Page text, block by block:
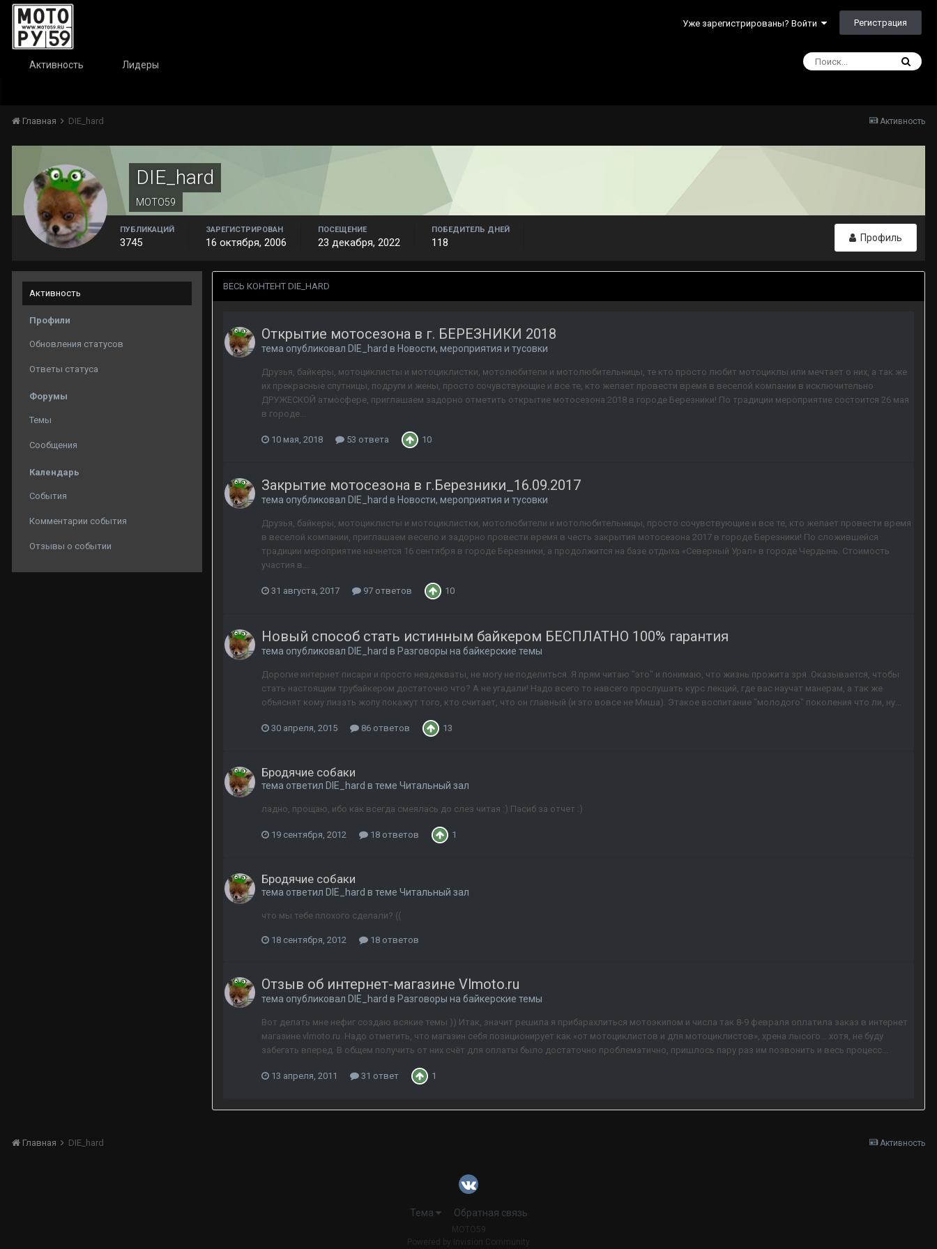
Уже зарегистрированы? Войти Регистрация
Активность Лидеры
Активность
Главная DIE_hard
DIE_hard
МОТО59
Профиль
ПУБЛИКАЦИЙ
3745
ЗАРЕГИСТРИРОВАН
16 октября, 2006
ПОСЕЩЕНИЕ
23 декабря, 2022
ПОБЕДИТЕЛЬ ДНЕЙ
118
Активность
Профили
Обновления статусов
Ответы статуса
Форумы
Темы
Сообщения
Календарь
События
Комментарии события
Отзывы о событии
ВЕСЬ КОНТЕНТ DIE_HARD
Открытие мотосезона в г. БЕРЕЗНИКИ 2018
тема опубликовал DIE_hard в Новости, мероприятия и тусовки
Друзья, байкеры, мотоциклисты и мотоциклистки, мотолюбители и мотолюбительницы, те кто просто любит мотоциклы или мечтает о них, а так же
их прекрасные спутницы, подруги и жены, просто сочувствующие и все те, кто желает провести время в веселой компании в исключительно
ДРУЖЕСКОЙ атмосфере, приглашаем задорно отметить открытие мотосезона 2018 в городе Березники! По традиции мероприятие состоится 26 мая
в городе...
10 мая, 2018 53 ответа 10
Закрытие мотосезона в г.Березники_16.09.2017
тема опубликовал DIE_hard в Новости, мероприятия и тусовки
Друзья, байкеры, мотоциклисты и мотоциклистки, мотолюбители и мотолюбительницы, просто сочувствующие и все те, кто желает провести время
в веселой компании, приглашаем весело и задорно провести время в честь закрытия мотосезона 2017 в городе Березники! По сложившейся
традиции мероприятие начнется 16 сентября в городе Березники, а продолжится на базе отдыха «Северный Урал» в городе Чердынь. Стоимость
участия в...
31 августа, 2017 97 ответов 10
Новый способ стать истинным байкером БЕСПЛАТНО 100% гарантия
тема опубликовал DIE_hard в Разговоры на байкерские темы
Дорогие интернет писари и просто неадекваты, не могу не поделиться. Я прям читаю "это" и понимаю, что жизнь прожита зря. Оказывается, чтобы
стать настоящим трубайкером достаточно что? А не угадали! Надо всего то навсего прослушать курс лекций, где вас научат манерам, а так же
объяснят кому лизать жопу покажут того, кто считает, что он главный (и это вовсе не Миша). Этакое воспитание "молодого" поколения что ли, ну...
30 апреля, 2015 86 ответов 13
Бродячие собаки
тема ответил DIE_hard в теме Читальный зал
ладно, прощаю, ибо как всегда смеялась до слез читая :) Пасиб за отчет :)
19 сентября, 2012 18 ответов 1
Бродячие собаки
тема ответил DIE_hard в теме Читальный зал
что мы тебе плохого сделали? ((
18 сентября, 2012 18 ответов
Отзыв об интернет-магазине Vlmoto.ru
тема опубликовал DIE_hard в Разговоры на байкерские темы
Вот делать мне нефиг создаю всякие темы )) Итак, значит решила я прибарахлиться мотоэкипом и числа так 8-9 февраля оплатила заказ в интернет
магазине vlmoto.ru. Надо отметить, что магазин себя позиционирует как «от мотоциклистов и для мотоциклистов», хрена лысого… хотя, не буду
забегать вперед. В общем получить от них счёт для оплаты было достаточно проблематично, пришлось пару раз им позвонить и весь процесс...
13 апреля, 2011 31 ответ 1
Активность
Главная DIE_hard
Тема Обратная связь
MOTO59
Powered by Invision Community